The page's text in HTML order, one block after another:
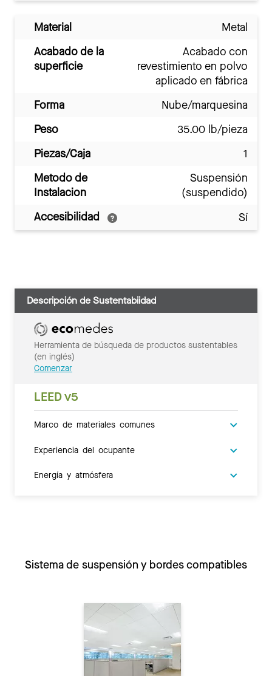
Material
Metal
Acabado de la
superficie
Acabado con
revestimiento en polvo
aplicado en fábrica
Forma
Nube/marquesina
Peso
35.00 lb/pieza
Piezas/Caja
1
Metodo de
Instalacion
Suspensión
(suspendido)
Accesibilidad
Sí
Descripción de Sustentabiidad
Herramienta de búsqueda de productos sustentables
(en inglés)
Comenzar
LEED v5
Marco de materiales comunes
Experiencia del ocupante
Energía y atmósfera
Sistema de suspensión y bordes compatibles